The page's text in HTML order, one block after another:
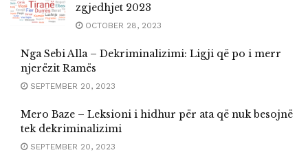
zgjedhjet 2023
OCTOBER 28, 2023
Nga Sebi Alla – Dekriminalizimi: Ligji që po i merr
njerëzit Ramës
SEPTEMBER 20, 2023
Mero Baze – Leksioni i hidhur për ata që nuk besojnë
tek dekriminalizimi
SEPTEMBER 20, 2023